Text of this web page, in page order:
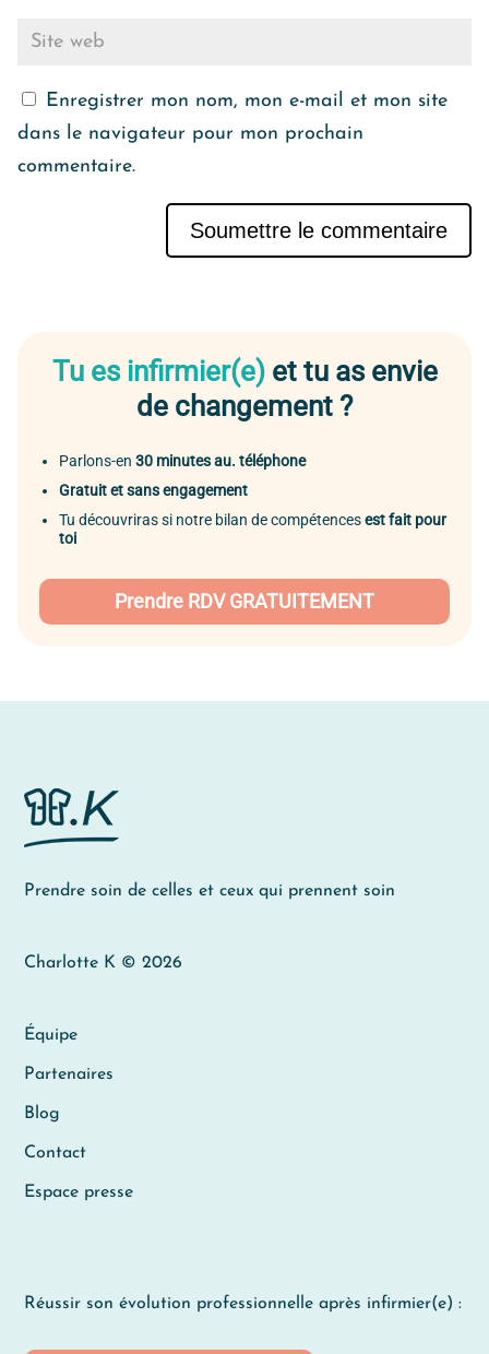
Enregistrer mon nom, mon e-mail et mon site
dans le navigateur pour mon prochain
commentaire.
Soumettre le commentaire
Tu es infirmier(e)et tu as envie
de changement ?
Parlons-en 30 minutes au. téléphone
Gratuit et sans engagement
Tu découvriras si notre bilan de compétencesest fait pour
toi
Prendre RDV GRATUITEMENT
Prendre soin de celles et ceux qui prennent soin
Charlotte K © 2026
Équipe
Partenaires
Blog
Contact
Espace presse
Réussir son évolution professionnelle après infirmier(e) :